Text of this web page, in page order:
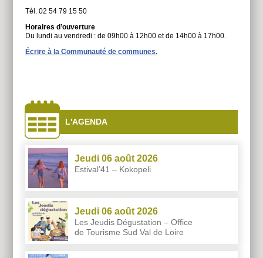
Tél. 02 54 79 15 50
Horaires d’ouverture
Du lundi au vendredi : de 09h00 à 12h00 et de 14h00 à 17h00.
Écrire à la Communauté de communes.
côtés
L'AGENDA
Jeudi 06 août 2026
Estival’41 – Kokopeli
Jeudi 06 août 2026
Les Jeudis Dégustation – Office
de Tourisme Sud Val de Loire